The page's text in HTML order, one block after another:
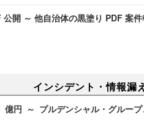
開 ～ 他自治体の黒塗り PDF 案
インシデント・情報漏
円 ～ プルデンシャル・グルー